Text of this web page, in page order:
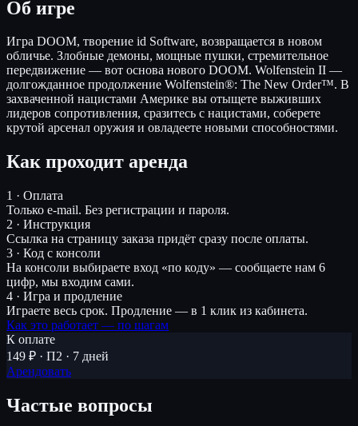
Об игре
Игра DOOM, творение id Software, возвращается в новом
обличье. Злобные демоны, мощные пушки, стремительное
передвижение — вот основа нового DOOM. Wolfenstein II —
долгожданное продолжение Wolfenstein®: The New Order™. В
захваченной нацистами Америке вы отыщете выживших
лидеров сопротивления, сразитесь с нацистами, соберете
крутой арсенал оружия и овладеете новыми способностями.
Как проходит аренда
1 · Оплата
Только e-mail. Без регистрации и пароля.
2 · Инструкция
Ссылка на страницу заказа придёт сразу после оплаты.
3 · Код с консоли
На консоли выбираете вход «по коду» — сообщаете нам 6
цифр, мы входим сами.
4 · Игра и продление
Играете весь срок. Продление — в 1 клик из кабинета.
Как это работает — по шагам
К оплате
149 ₽ · П2 · 7 дней
Арендовать
Частые вопросы